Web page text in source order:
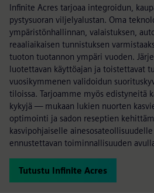
Infinite Acres tarjoaa integroidun,
pystysuoran viljelyalustan. Oma
ympäristönhallinnan, valaistuksen,
reaaliaikaisen tunnistuksen
tuoton tuotannon ympäri vuoden.
luotettavan käyttöajan ja toistettavat
vuosikymmenen validoidun
tiloissa. Tarjoamme myös edistyneitä
kykyjä — mukaan lukien nuorten
optimointi ja sadon reseptien
kasvipohjaiselle
ennustettavan toiminnallisuuden
Tutustu Infinite Acres